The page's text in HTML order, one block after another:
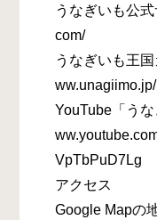
うなぎいも公
com/
うなぎいも王
ww.unagiimo.jp/
YouTube「う
VpTbPuD7Lg
アクセス
Google Mapの